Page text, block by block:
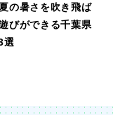
夏の暑さを吹き飛ば
びができる千葉県
選